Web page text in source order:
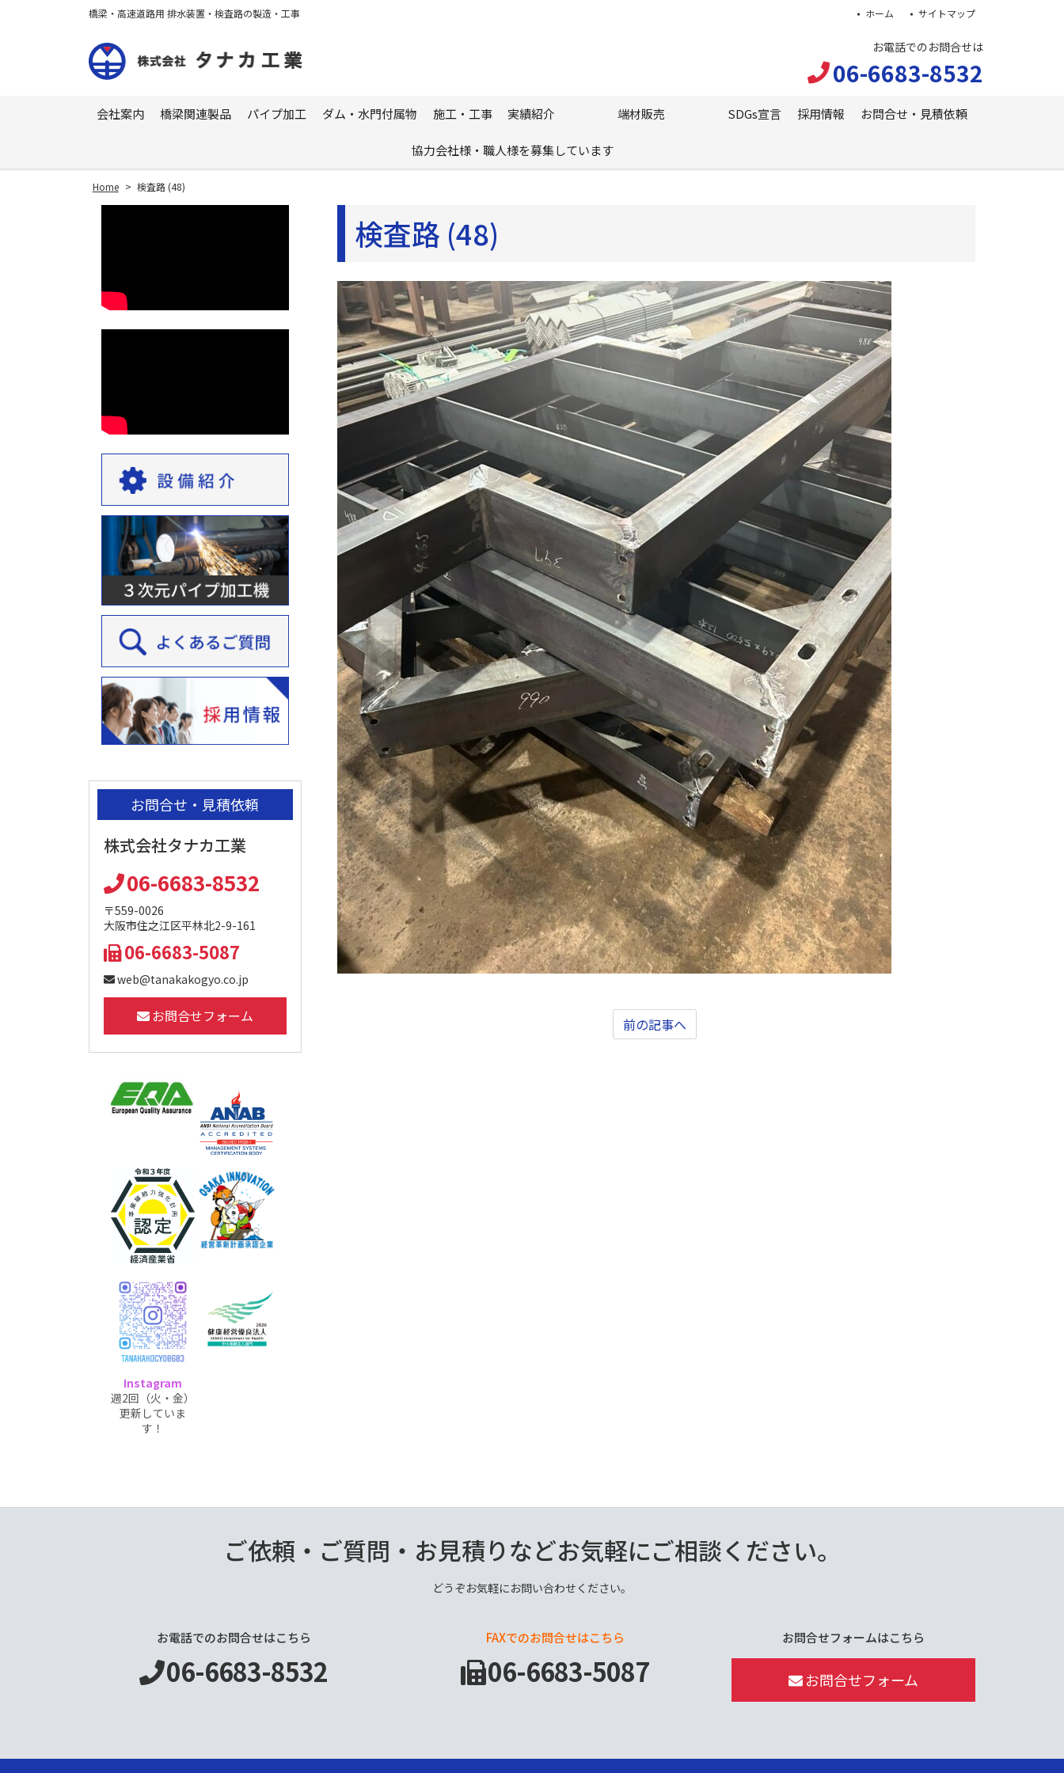
橋梁・高速道路用 排水装置・検査路の製造・工事 ホーム サイトマップ
お電話でのお問合せは
06-6683-8532
会社案内 橋梁関連製品 パイプ加工 ダム・水門付属物 施工・工事 実績紹介 端材販売 SDGs宣言 採用情報 お問合せ・見積依頼
協力会社様・職人様を募集しています
Home > 検査路 (48)
検査路 (48)
前の記事へ
お問合せ・見積依頼
株式会社タナカ工業
06-6683-8532
〒559-0026
大阪市住之江区平林北2-9-161
06-6683-5087
web@tanakakogyo.co.jp
お問合せフォーム
Instagram
週2回（火・金）
更新していま
す！
ご依頼・ご質問・お見積りなどお気軽にご相談ください。
どうぞお気軽にお問い合わせください。
お電話でのお問合せはこちら
06-6683-8532
FAXでのお問合せはこちら
06-6683-5087
お問合せフォームはこちら
お問合せフォーム